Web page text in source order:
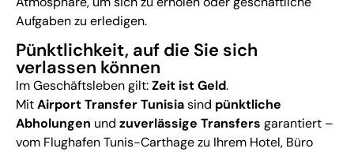
Aufgaben zu erledigen.
Pünktlichkeit, auf die Sie sich
verlassen können
Im Geschäftsleben gilt:Zeit ist Geld.
MitAirport Transfer Tunisiasind pünktliche
Abholungen und zuverlässige Transfers garantiert –
vom Flughafen Tunis-Carthage zu Ihrem Hotel, Büro